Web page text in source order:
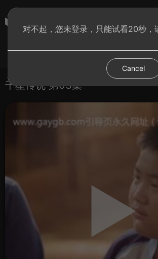
千星传说 第03集
对不起，您未登录，只能试看20秒，
Cancel